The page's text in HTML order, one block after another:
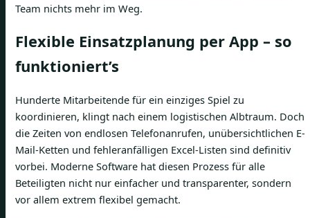
Team nichts mehr im Weg.
Flexible Einsatzplanung per App – so
funktioniert’s
Hunderte Mitarbeitende für ein einziges Spiel zu
koordinieren, klingt nach einem logistischen Albtraum. Doch
die Zeiten von endlosen Telefonanrufen, unübersichtlichen E-
Mail-Ketten und fehleranfälligen Excel-Listen sind definitiv
vorbei. Moderne Software hat diesen Prozess für alle
Beteiligten nicht nur einfacher und transparenter, sondern
vor allem extrem flexibel gemacht.